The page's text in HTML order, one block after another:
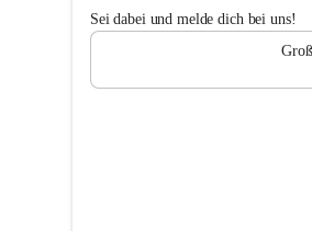
d
r
Sei dabei und melde dich bei uns!